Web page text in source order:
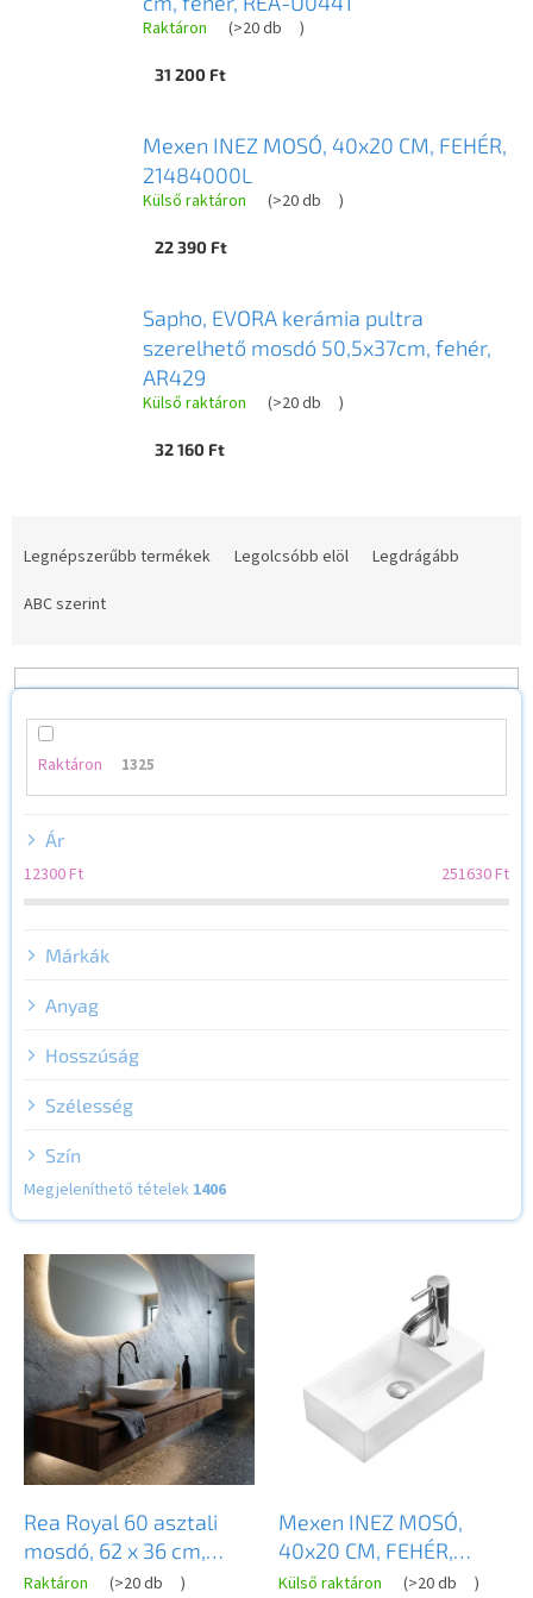
Raktáron (>20 db )
31 200 Ft
Mexen INEZ MOSÓ, 40x20 CM, FEHÉR,
21484000L
Külső raktáron (>20 db )
22 390 Ft
Sapho, EVORA kerámia pultra
szerelhető mosdó 50,5x37cm, fehér,
AR429
Külső raktáron (>20 db )
32 160 Ft
m
e
Legnépszerűbb termékek Legolcsóbb elöl
Legdrágább
ABC szerint
Raktáron 1325
Ár
12300Ft 251630Ft
Márkák
Anyag
Hosszúság
Szélesség
Szín
Megjeleníthető tételek 1406
T
m
Rea Royal 60 asztali
mosdó, 62 x 36 cm,
fehér, REA-U0441
Raktáron (>20 db )
Mexen INEZ MOSÓ,
40x20 CM, FEHÉR,
21484000L
Külső raktáron (>20 db )